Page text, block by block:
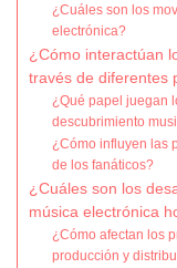
¿Cuáles son los
electrónica?
¿Cómo interactúan
través de diferentes
¿Qué papel juegan
descubrimiento
¿Cómo influyen las
de los fanáticos?
¿Cuáles son los
música electrónica
¿Cómo afectan los
producción y